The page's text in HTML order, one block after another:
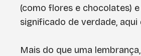
(como flores e chocolates)
significado de verdade, aqui
Mais do que uma